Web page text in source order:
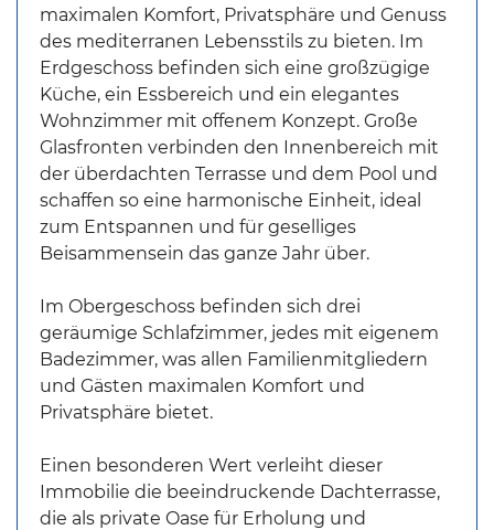
maximalen Komfort, Privatsphäre und Genuss
des mediterranen Lebensstils zu bieten. Im
Erdgeschoss befinden sich eine großzügige
Küche, ein Essbereich und ein elegantes
Wohnzimmer mit offenem Konzept. Große
Glasfronten verbinden den Innenbereich mit
der überdachten Terrasse und dem Pool und
schaffen so eine harmonische Einheit, ideal
zum Entspannen und für geselliges
Beisammensein das ganze Jahr über.
Im Obergeschoss befinden sich drei
geräumige Schlafzimmer, jedes mit eigenem
Badezimmer, was allen Familienmitgliedern
und Gästen maximalen Komfort und
Privatsphäre bietet.
Einen besonderen Wert verleiht dieser
Immobilie die beeindruckende Dachterrasse,
die als private Oase für Erholung und